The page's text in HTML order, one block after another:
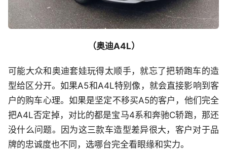
（奥迪A4L）
可能大众和奥迪套娃玩得太顺手，就忘了把轿跑车的造
型给区分开。如果A5和A4L特别像，就会直接影响到客
户的购车心理。如果是坚定不移买A5的客户，他们完全
把A4L否定掉，对比的都是宝马4系和奔驰C轿跑，那还
没什么问题。因为这三款车造型差异很大，客户对于品
牌的忠诚度也不同，选哪台完全看眼缘和实力。